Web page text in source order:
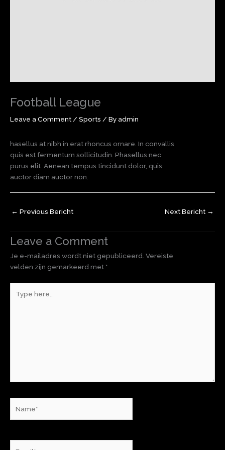
Football League
Leave a Comment/ Sports / Byadmin
hasellus at nibh in erat rhoncus ornare. In convallis
quis est fermentum sollicitudin. Phasellus nec
purus elit. Aenean tempus tincidunt dolor, quis
auctor diam auctor non.
← Previous Bericht Next Bericht →
Leave a Comment
Je e-mailadres wordt niet gepubliceerd. Vereiste
velden zijn gemarkeerd met *
here..